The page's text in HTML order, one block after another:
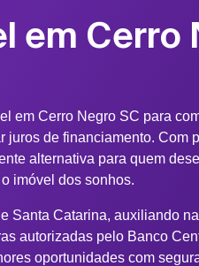
em Cerro
em Cerro Negro SC para
juros de financiamento. Com
alternativa para quem
imóvel dos sonhos.
Santa Catarina, auxiliando
autorizadas pelo Banco
oportunidades com